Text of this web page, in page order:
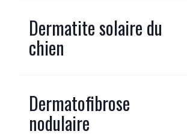
Dermatite solaire du
chien
Dermatofibrose
nodulaire